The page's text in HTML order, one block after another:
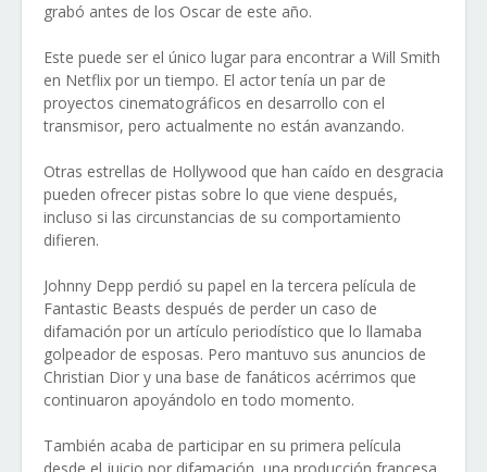
grabó antes de los Oscar de este año.
Este puede ser el único lugar para encontrar a Will Smith
en Netflix por un tiempo. El actor tenía un par de
proyectos cinematográficos en desarrollo con el
transmisor, pero actualmente no están avanzando.
Otras estrellas de Hollywood que han caído en desgracia
pueden ofrecer pistas sobre lo que viene después,
incluso si las circunstancias de su comportamiento
difieren.
Johnny Depp perdió su papel en la tercera película de
Fantastic Beasts después de perder un caso de
difamación por un artículo periodístico que lo llamaba
golpeador de esposas. Pero mantuvo sus anuncios de
Christian Dior y una base de fanáticos acérrimos que
continuaron apoyándolo en todo momento.
También acaba de participar en su primera película